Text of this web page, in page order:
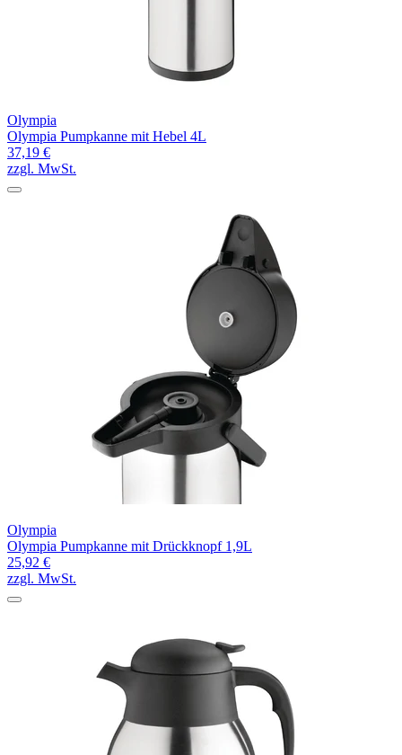
Olympia
Olympia Pumpkanne mit Hebel 4L
37,19 €
zzgl. MwSt.
Olympia
Olympia Pumpkanne mit Drückknopf 1,9L
25,92 €
zzgl. MwSt.